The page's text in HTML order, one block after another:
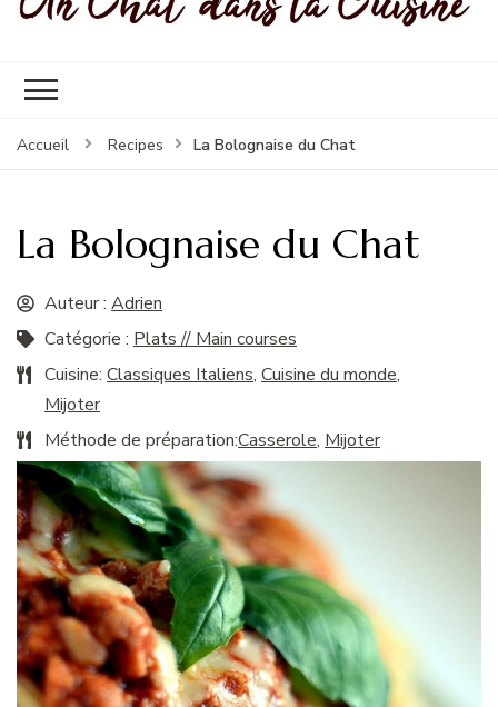
Accueil Recipes La Bolognaise du Chat
La Bolognaise du Chat
Auteur : Adrien
Catégorie : Plats // Main courses
Cuisine: Classiques Italiens, Cuisine du monde,
Mijoter
Méthode de préparation:Casserole, Mijoter